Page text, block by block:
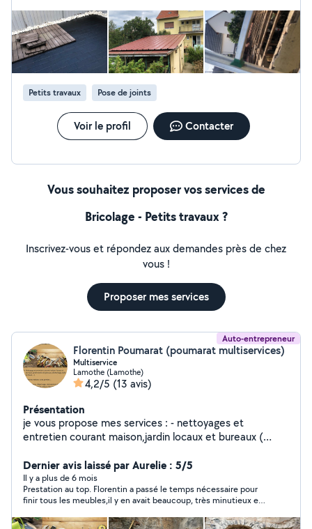
Petits travaux Pose de joints
Voir le profil Contacter
Vous souhaitez proposer vos services de
Bricolage - Petits travaux ?
Inscrivez-vous et répondez aux demandes près de chez
vous !
Proposer mes services
Auto-entrepreneur
Florentin Poumarat (poumarat multiservices)
Multiservice
Lamothe (Lamothe)
4,2/5 (13 avis)
Présentation
je vous propose mes services : - nettoyages et
entretien courant maison,jardin locaux et bureaux (
caves, grenier. - Petits travaux, dépannage.( installation
ligne électrique, remplacement ampoule, diagnostiquer
une panne, ect..) Tout devis seront gratuit ! Pour toutes
informations n'hésitez pas à me contacter.
Cordialement MR Poumarat
Dernier avis laissé par Aurelie : 5/5
Il y a plus de 6 mois
Prestation au top. Florentin a passé le temps nécessaire pour
finir tous les meubles,il y en avait beaucoup, très minutieux et
motivé et qui s'y connait vraiment !